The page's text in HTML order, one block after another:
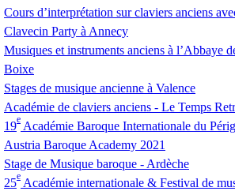
Cours d’interprétation sur claviers anciens
Clavecin Party à Annecy
Musiques et instruments anciens à l’Abbaye
Boixe
Stages de musique ancienne à Valence
Académie de claviers anciens - Le Temps
19
e
Académie Baroque Internationale du
Austria Baroque Academy 2021
Stage de Musique baroque - Ardèche
25
e
Académie internationale & Festival de